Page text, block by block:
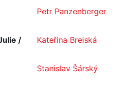
Petr Panzenberger
/
Kateřina Breiská
Stanislav Šárský